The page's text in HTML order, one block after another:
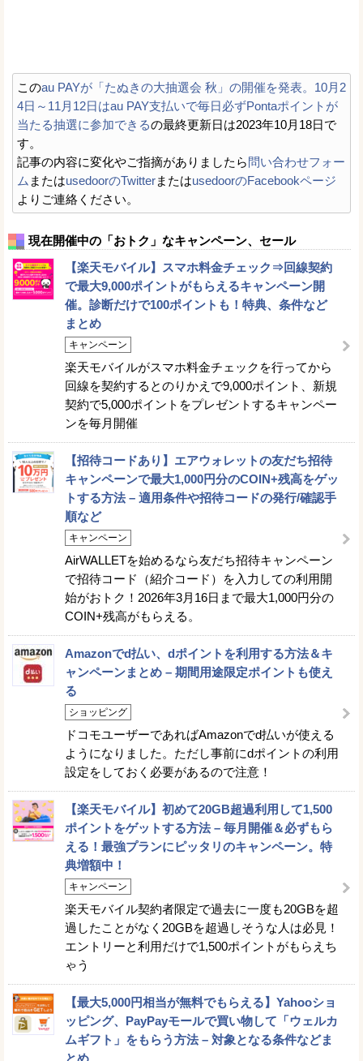
このau PAYが「たぬきの大抽選会 秋」の開催を発表。10月2
4日～11月12日はau PAY支払いで毎日必ずPontaポイントが
当たる抽選に参加できるの最終更新日は2023年10月18日で
す。
記事の内容に変化やご指摘がありましたら問い合わせフォー
ム またはusedoorのTwitterまたはusedoorのFacebookページ
よりご連絡ください。
現在開催中の「おトク」なキャンペーン、セール
【楽天モバイル】スマホ料金チェック⇒回線契約
で最大9,000ポイントがもらえるキャンペーン開
催。診断だけで100ポイントも！特典、条件など
まとめ
キャンペーン
楽天モバイルがスマホ料金チェックを行ってから
回線を契約するとのりかえで9,000ポイント、新規
契約で5,000ポイントをプレゼントするキャンペー
ンを毎月開催
【招待コードあり】エアウォレットの友だち招待
キャンペーンで最大1,000円分のCOIN+残高をゲッ
トする方法 – 適用条件や招待コードの発行/確認手
順など
キャンペーン
AirWALLETを始めるなら友だち招待キャンペーン
で招待コード（紹介コード）を入力しての利用開
始がおトク！2026年3月16日まで最大1,000円分の
COIN+残高がもらえる。
Amazonでd払い、dポイントを利用する方法＆キ
ャンペーンまとめ – 期間用途限定ポイントも使え
る
ショッピング
ドコモユーザーであればAmazonでd払いが使える
ようになりました。ただし事前にdポイントの利用
設定をしておく必要があるので注意！
【楽天モバイル】初めて20GB超過利用して1,500
ポイントをゲットする方法 – 毎月開催＆必ずもら
える！最強プランにピッタリのキャンペーン。特
典増額中！
キャンペーン
楽天モバイル契約者限定で過去に一度も20GBを超
過したことがなく20GBを超過しそうな人は必見！
エントリーと利用だけで1,500ポイントがもらえち
ゃう
【最大5,000円相当が無料でもらえる】Yahooショ
ッピング、PayPayモールで買い物して「ウェルカ
ムギフト」をもらう方法 – 対象となる条件などま
とめ